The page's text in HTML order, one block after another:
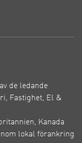
de ledande
Fastighet, El &
Kanada
lokal förankring